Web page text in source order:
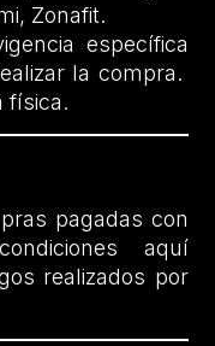
Zonafit.
específica
la compra.
física.
pagadas con
aquí
realizados por